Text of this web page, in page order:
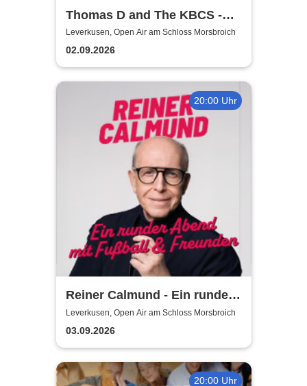
Thomas D and The KBCS -
Neocortex Tour 2026
Leverkusen, Open Air am Schloss Morsbroich
02.09.2026
20:00 Uhr
Reiner Calmund - Ein runder
Abend mit Fußball &
Freunden
Leverkusen, Open Air am Schloss Morsbroich
03.09.2026
20:00 Uhr